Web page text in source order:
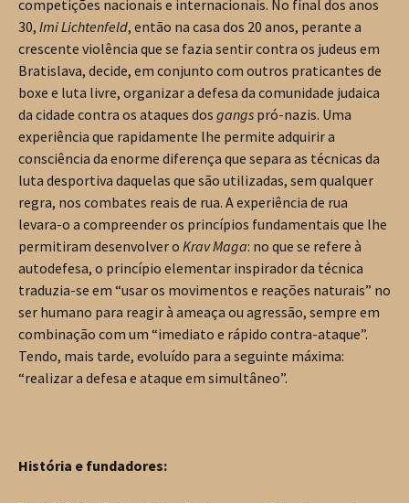
competições nacionais e internacionais. No final dos anos
30, Imi Lichtenfeld, então na casa dos 20 anos, perante a
crescente violência que se fazia sentir contra os judeus em
Bratislava, decide, em conjunto com outros praticantes de
boxe e luta livre, organizar a defesa da comunidade judaica
da cidade contra os ataques dos gangs pró-nazis. Uma
experiência que rapidamente lhe permite adquirir a
consciência da enorme diferença que separa as técnicas da
luta desportiva daquelas que são utilizadas, sem qualquer
regra, nos combates reais de rua. A experiência de rua
levara-o a compreender os princípios fundamentais que lhe
permitiram desenvolver o Krav Maga: no que se refere à
autodefesa, o princípio elementar inspirador da técnica
traduzia-se em “usar os movimentos e reações naturais” no
ser humano para reagir à ameaça ou agressão, sempre em
combinação com um “imediato e rápido contra-ataque”.
Tendo, mais tarde, evoluído para a seguinte máxima:
“realizar a defesa e ataque em simultâneo”.
História e fundadores: